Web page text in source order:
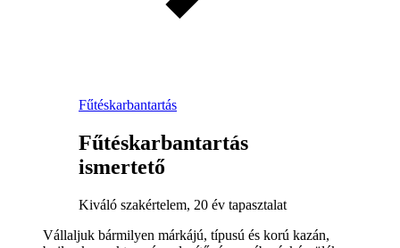
Fűtéskarbantartás
Fűtéskarbantartás
ismertető
Kiváló szakértelem, 20 év tapasztalat
Vállaljuk bármilyen márkájú, típusú és korú kazán,